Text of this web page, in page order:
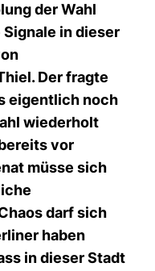
der Wahl
in dieser
Der fragte
eigentlich noch
wiederholt
vor
müsse sich
darf sich
haben
in dieser Stadt